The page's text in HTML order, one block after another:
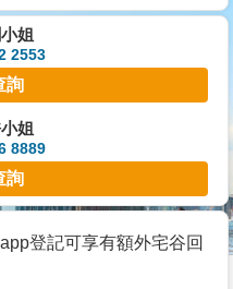
姐
2553
詢
姐
8889
詢
登記可享有額外宅谷回